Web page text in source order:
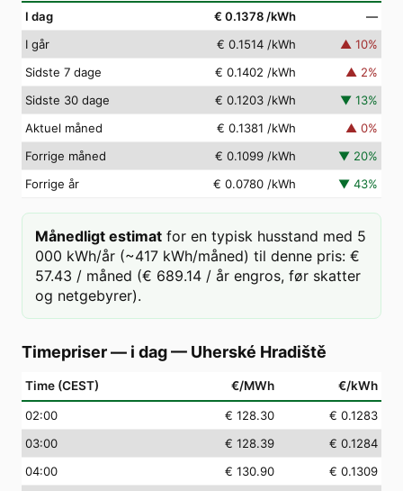
I dag € 0.1378 /kWh
—
I går
€ 0.1514 /kWh ▲ 10%
Sidste 7 dage
€ 0.1402 /kWh ▲ 2%
Sidste 30 dage
€ 0.1203 /kWh ▼ 13%
Aktuel måned
€ 0.1381 /kWh ▲ 0%
Forrige måned
€ 0.1099 /kWh ▼ 20%
Forrige år
€ 0.0780 /kWh ▼ 43%
Månedligt estimat for en typisk husstand med 5
000 kWh/år (~417 kWh/måned) til denne pris: €
57.43 / måned (€ 689.14 / år engros, før skatter
og netgebyrer).
Timepriser — i dag— Uherské Hradiště
Time (CEST) €/MWh €/kWh
02:00 € 128.30
€ 0.1283
03:00 € 128.39
€ 0.1284
04:00 € 130.90
€ 0.1309